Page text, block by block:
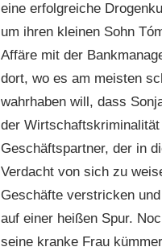
eine erfolgreiche
um ihren kleinen Sohn
Affäre mit der
dort, wo es am meisten
wahrhaben will, dass
der
Geschäftspartner, der in
Verdacht von sich zu
Geschäfte verstricken
auf einer heißen Spur.
seine kranke Frau